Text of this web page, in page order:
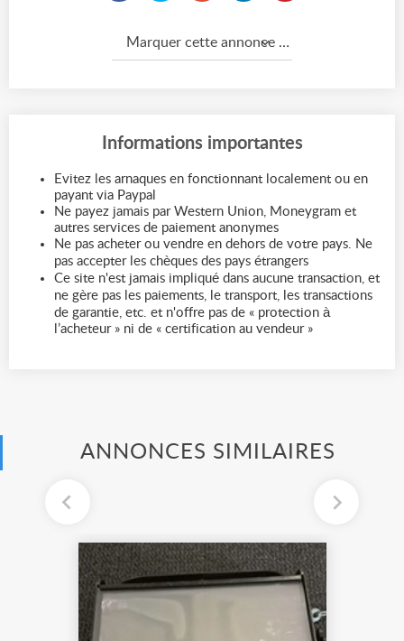
Marquer cette annonce comme...
Informations importantes
Evitez les arnaques en fonctionnant localement ou en
payant via Paypal
Ne payez jamais par Western Union, Moneygram et
autres services de paiement anonymes
Ne pas acheter ou vendre en dehors de votre pays. Ne
pas accepter les chèques des pays étrangers
Ce site n'est jamais impliqué dans aucune transaction, et
ne gère pas les paiements, le transport, les transactions
de garantie, etc. et n'offre pas de « protection à
l’acheteur » ni de « certification au vendeur »
ANNONCES SIMILAIRES